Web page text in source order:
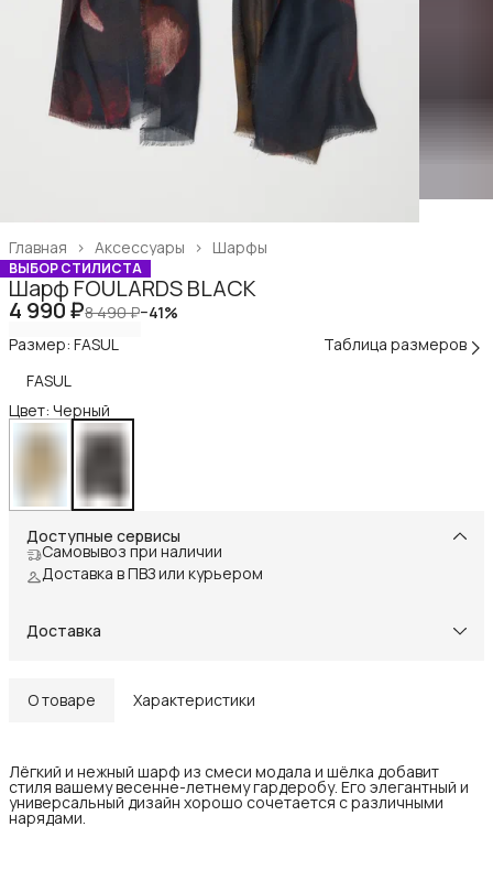
Шарфы
Аксессуары ›
Главная ›
ВЫБОР СТИЛИСТА
Шарф FOULARDS BLACK
4 990 ₽8 490 ₽−41%
Размер: FASUL
Таблица размеров
FASUL
Цвет: Черный
Доступные сервисы
Самовывоз при наличии
Доставка в ПВЗ или курьером
Доставка
О товаре Характеристики
Лёгкий и нежный шарф из смеси модала и шёлка добавит
стиля вашему весенне-летнему гардеробу. Его элегантный и
универсальный дизайн хорошо сочетается с различными
нарядами.